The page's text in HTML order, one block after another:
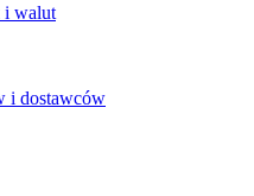
i walut
i dostawców